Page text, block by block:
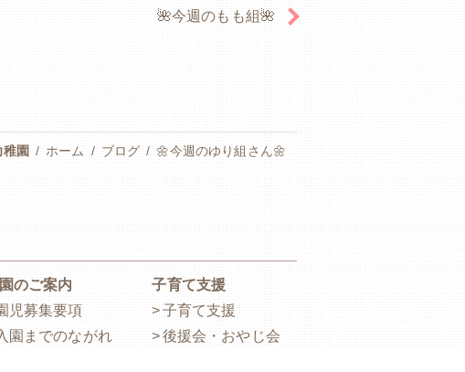
🌺今週のもも組🌺
園 ホーム ブログ 🌼今週のゆり組さん🌼
のご案内
児募集要項
園までのながれ
子育て支援
子育て支援
後援会・おやじ会